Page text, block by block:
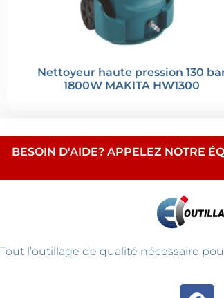
Nettoyeur haute pression 130
1800W MAKITA HW1300
BESOIN D'AIDE? APPELEZ NOTRE
Tout l’outillage de qualité nécessaire